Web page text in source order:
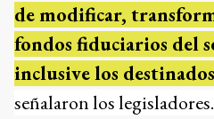
de modificar,
fondos fiduciarios del
inclusive los
señalaron los legisladores.